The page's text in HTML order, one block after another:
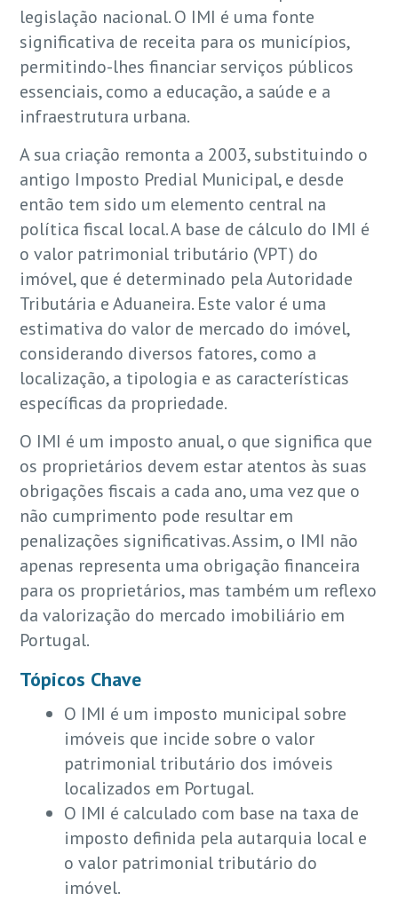
legislação nacional. O IMI é uma fonte
significativa de receita para os municípios,
permitindo-lhes financiar serviços públicos
essenciais, como a educação, a saúde e a
infraestrutura urbana.
A sua criação remonta a 2003, substituindo o
antigo Imposto Predial Municipal, e desde
então tem sido um elemento central na
política fiscal local. A base de cálculo do IMI é
o valor patrimonial tributário (VPT) do
imóvel, que é determinado pela Autoridade
Tributária e Aduaneira. Este valor é uma
estimativa do valor de mercado do imóvel,
considerando diversos fatores, como a
localização, a tipologia e as características
específicas da propriedade.
O IMI é um imposto anual, o que significa que
os proprietários devem estar atentos às suas
obrigações fiscais a cada ano, uma vez que o
não cumprimento pode resultar em
penalizações significativas. Assim, o IMI não
apenas representa uma obrigação financeira
para os proprietários, mas também um reflexo
da valorização do mercado imobiliário em
Portugal.
Tópicos Chave
O IMI é um imposto municipal sobre
imóveis que incide sobre o valor
patrimonial tributário dos imóveis
localizados em Portugal.
O IMI é calculado com base na taxa de
imposto definida pela autarquia local e
o valor patrimonial tributário do
imóvel.